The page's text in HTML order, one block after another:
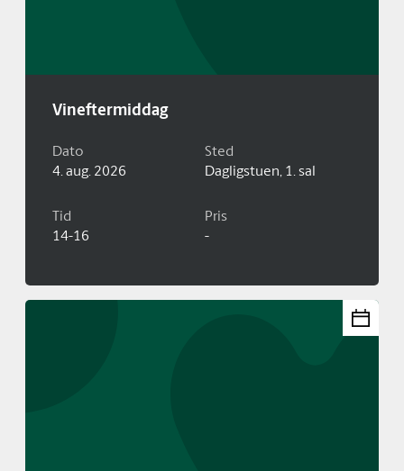
Vineftermiddag
Dato
4. aug. 2026
Sted
Dagligstuen, 1. sal
Tid
14-16
Pris
-